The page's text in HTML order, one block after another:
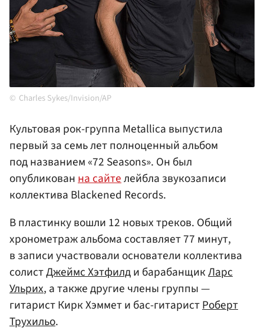
Charles Sykes/Invision/AP
Культовая рок-группа Metallica выпустила
первый за семь лет полноценный альбом
под названием «72 Seasons». Он был
опубликованна сайтелейбла звукозаписи
коллектива Blackened Records.
В пластинку вошли 12 новых треков. Общий
хронометраж альбома составляет 77 минут,
в записи участвовали основатели коллектива
солистДжеймс Хэтфилди барабанщикЛарс
Ульрих, а также другие члены группы —
гитарист Кирк Хэммет и бас-гитаристРоберт
Трухильо.